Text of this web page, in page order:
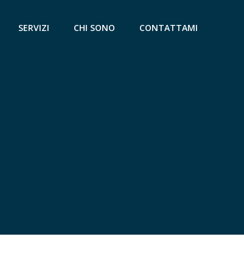
SERVIZI CHI SONO CONTATTAMI